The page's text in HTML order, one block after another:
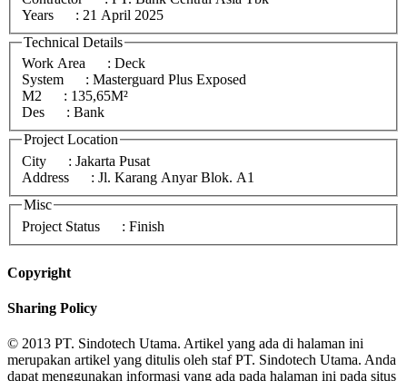
Years
: 21 April 2025
Technical Details
Work Area
: Deck
System
: Masterguard Plus Exposed
M2
: 135,65M²
Des
: Bank
Project Location
City
: Jakarta Pusat
Address
: Jl. Karang Anyar Blok. A1
Misc
Project Status
: Finish
Copyright
Sharing Policy
© 2013 PT. Sindotech Utama. Artikel yang ada di halaman ini
merupakan artikel yang ditulis oleh staf PT. Sindotech Utama. Anda
dapat menggunakan informasi yang ada pada halaman ini pada situs